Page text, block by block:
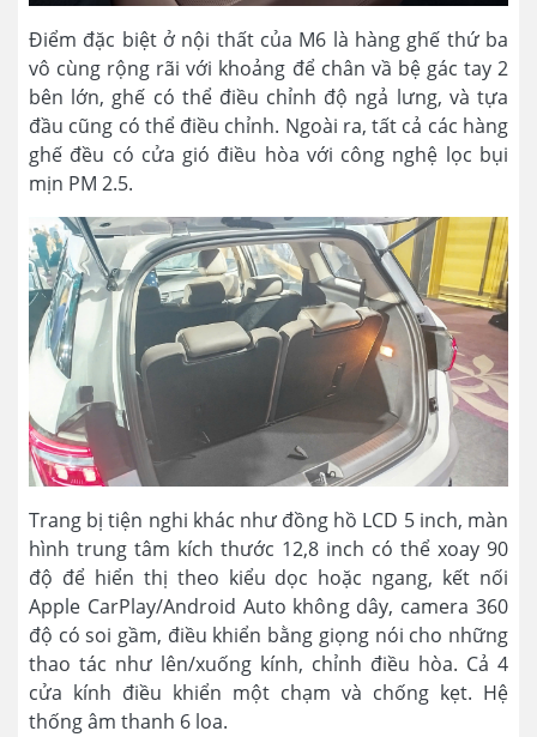
Điểm đặc biệt ở nội thất của M6 là hàng ghế thứ ba
vô cùng rộng rãi với khoảng để chân vầ bệ gác tay 2
bên lớn, ghế có thể điều chỉnh độ ngả lưng, và tựa
đầu cũng có thể điều chỉnh. Ngoài ra, tất cả các hàng
ghế đều có cửa gió điều hòa với công nghệ lọc bụi
mịn PM 2.5.
Trang bị tiện nghi khác như đồng hồ LCD 5 inch, màn
hình trung tâm kích thước 12,8 inch có thể xoay 90
độ để hiển thị theo kiểu dọc hoặc ngang, kết nối
Apple CarPlay/Android Auto không dây, camera 360
độ có soi gầm, điều khiển bằng giọng nói cho những
thao tác như lên/xuống kính, chỉnh điều hòa. Cả 4
cửa kính điều khiển một chạm và chống kẹt. Hệ
thống âm thanh 6 loa.